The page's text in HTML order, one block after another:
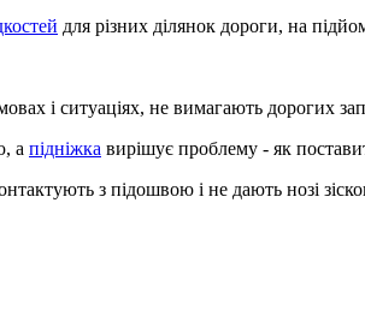
для різних ділянок дороги, на
і ситуаціях, не вимагають дорогих
а підніжка вирішує проблему - як
з підошвою і не дають нозі